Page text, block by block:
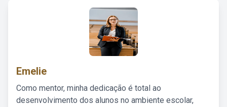
Emelie
Como mentor, minha dedicação é total ao
desenvolvimento dos alunos no ambiente escolar,